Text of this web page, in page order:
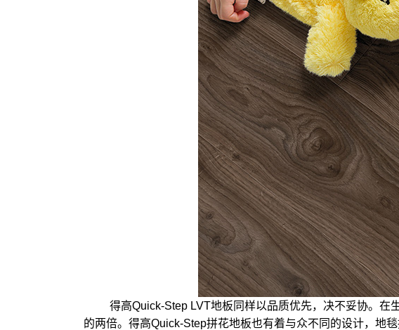
得高Quick-Step LVT地板同样以品质优先，决不妥协。
的两倍。得高Quick-Step拼花地板也有着与众不同的设计，地